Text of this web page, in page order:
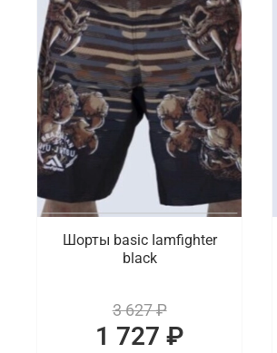
Шорты basic Iamfighter
black
3 627 ₽
1 727 ₽